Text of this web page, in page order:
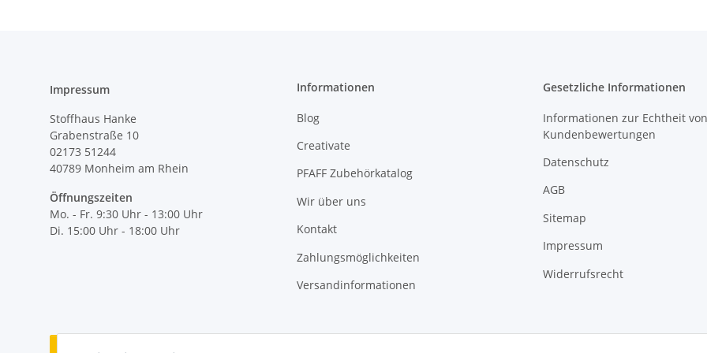
Impressum
Stoffhaus Hanke
Grabenstraße 10
02173 51244
40789 Monheim am Rhein
Öffnungszeiten
Mo. - Fr. 9:30 Uhr - 13:00 Uhr
Di. 15:00 Uhr - 18:00 Uhr
Informationen
Blog
Creativate
PFAFF Zubehörkatalog
Wir über uns
Kontakt
Zahlungsmöglichkeiten
Versandinformationen
Gesetzliche Informationen
Informationen zur Echtheit von
Kundenbewertungen
Datenschutz
AGB
Sitemap
Impressum
Widerrufsrecht